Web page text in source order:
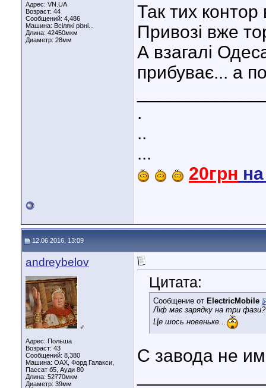
Адрес: VN.UA
Возраст: 44
Сообщений: 4,486
Машина: Всілякі різні...
Длина: 42450мкм
Диаметр: 28мм
Так тих
Привозі вже
А взагалі
прибуває... а
.
..
...
20грн
12.06.2016, 13:09
andreybelov
♂
Адрес: Польша
Возраст: 43
Сообщений: 8,380
Машина: ОАХ, Форд Галакси,
Пассат б5, Ауди 80
Длина: 52770мкм
Диаметр: 39мм
Цитата:
Сообщение от ElectricMobile
Ліф має зарядку на три фази?
Це шось новеньке...
С завода не